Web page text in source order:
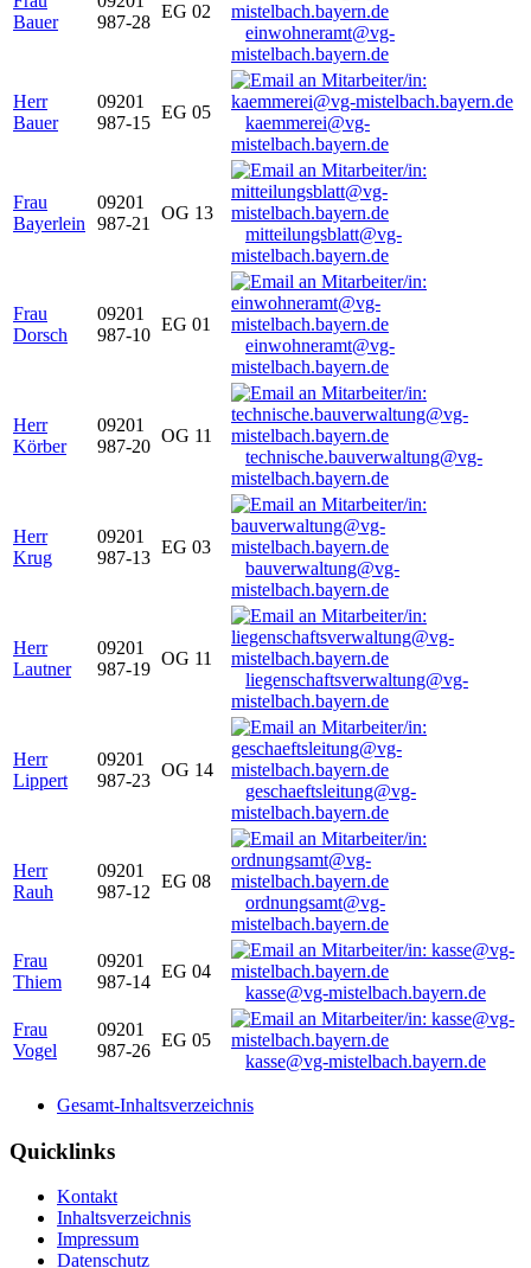
Bauer
987-28
EG 02
einwohneramt@vg-
mistelbach.bayern.de
Herr
Bauer
09201
987-15
EG 05
kaemmerei@vg-
mistelbach.bayern.de
Frau
Bayerlein
09201
987-21
OG 13
mitteilungsblatt@vg-
mistelbach.bayern.de
Frau
Dorsch
09201
987-10
EG 01
einwohneramt@vg-
mistelbach.bayern.de
Herr
Körber
09201
987-20
OG 11
technische.bauverwaltung@vg-
mistelbach.bayern.de
Herr
Krug
09201
987-13
EG 03
bauverwaltung@vg-
mistelbach.bayern.de
Herr
Lautner
09201
987-19
OG 11
liegenschaftsverwaltung@vg-
mistelbach.bayern.de
Herr
Lippert
09201
987-23
OG 14
geschaeftsleitung@vg-
mistelbach.bayern.de
Herr
Rauh
09201
987-12
EG 08
ordnungsamt@vg-
mistelbach.bayern.de
Frau
Thiem
09201
987-14
EG 04
kasse@vg-mistelbach.bayern.de
Frau
Vogel
09201
987-26
EG 05
kasse@vg-mistelbach.bayern.de
Gesamt-Inhaltsverzeichnis
Quicklinks
Kontakt
Inhaltsverzeichnis
Impressum
Datenschutz